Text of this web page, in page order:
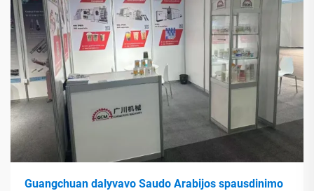
Guangchuan dalyvavo Saudo Arabijos spausdinimo